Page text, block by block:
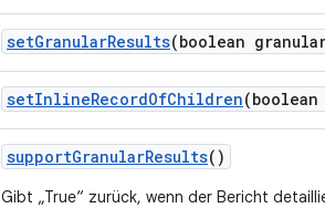
setGranularResults(boolean
setInlineRecordOfChildren
supportGranularResults()
Gibt „True“ zurück, wenn der Bericht